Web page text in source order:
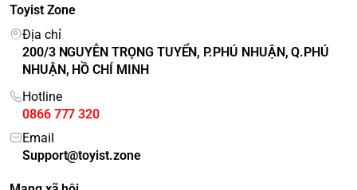
Toyist Zone
Địa chỉ
200/3 NGUYỄN TRỌNG TUYỂN, P.PHÚ NHUẬN, Q.PHÚ
NHUẬN, HỒ CHÍ MINH
Hotline
0866 777 320
Email
Support@toyist.zone